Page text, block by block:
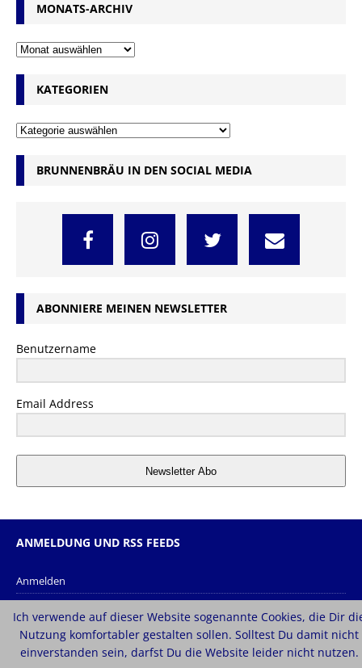
MONATS-ARCHIV
KATEGORIEN
BRUNNENBRÄU IN DEN SOCIAL MEDIA
ABONNIERE MEINEN NEWSLETTER
Benutzername
Email Address
Newsletter Abo
ANMELDUNG UND RSS FEEDS
Anmelden
Kommentar-Feed
WordPress.org
Ich verwende auf dieser Website sogenannte Cookies, die Dir
Nutzung komfortabler gestalten sollen. Solltest Du damit nicht
einverstanden sein, darfst Du die Website leider nicht nutzen.